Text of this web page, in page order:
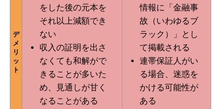
デ
メ
リ
ッ
ト
をした後の元本を
それ以上減額でき
ない
収入の証明を出さ
なくても和解がで
きることが多いた
め、見通しが甘く
なることがある
情報に「金融事
故（いわゆるブ
ラック）」とし
て掲載される
連帯保証人がい
る場合、迷惑を
かける可能性が
ある